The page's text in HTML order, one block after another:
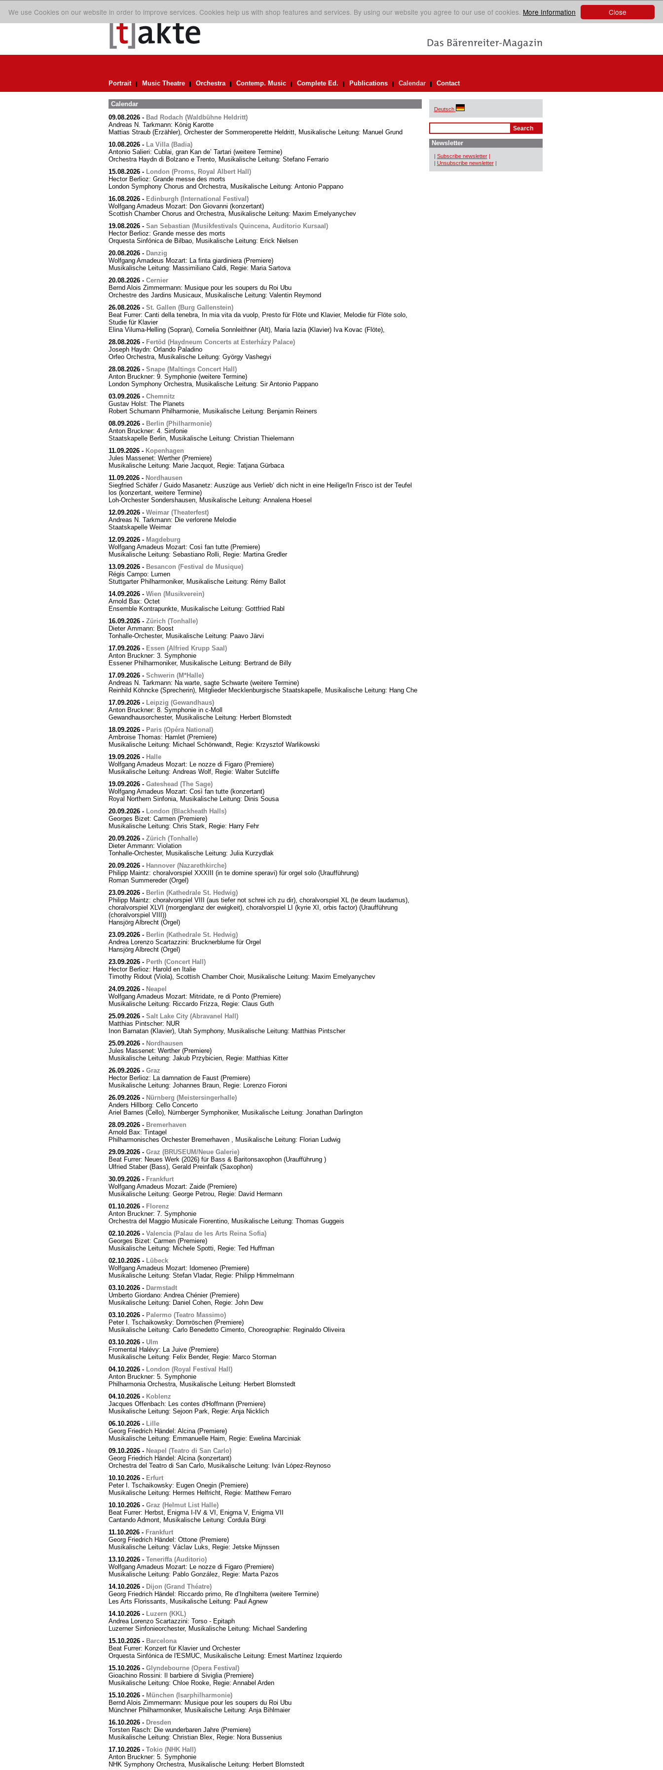
Close
We use Cookies on our website in order to improve services. Cookies help us with shop features and services. By using our website you agree to our use of cookies. More Information
Portrait Music Theatre Orchestra Contemp. Music Complete Ed. Publications Calendar Contact
Calendar
09.08.2026- Bad Rodach (Waldbühne Heldritt)
Andreas N. Tarkmann: König Karotte
Mattias Straub (Erzähler), Orchester der Sommeroperette Heldritt, Musikalische Leitung: Manuel Grund
10.08.2026- La Villa (Badia)
Antonio Salieri: Cublai, gran Kan de’ Tartari (weitere Termine)
Orchestra Haydn di Bolzano e Trento, Musikalische Leitung: Stefano Ferrario
15.08.2026- London (Proms, Royal Albert Hall)
Hector Berlioz: Grande messe des morts
London Symphony Chorus and Orchestra, Musikalische Leitung: Antonio Pappano
16.08.2026- Edinburgh (International Festival)
Wolfgang Amadeus Mozart: Don Giovanni (konzertant)
Scottish Chamber Chorus and Orchestra, Musikalische Leitung: Maxim Emelyanychev
19.08.2026- San Sebastian (Musikfestivals Quincena, Auditorio Kursaal)
Hector Berlioz: Grande messe des morts
Orquesta Sinfónica de Bilbao, Musikalische Leitung: Erick Nielsen
20.08.2026- Danzig
Wolfgang Amadeus Mozart: La finta giardiniera (Premiere)
Musikalische Leitung: Massimiliano Caldi, Regie: Maria Sartova
20.08.2026- Cernier
Bernd Alois Zimmermann: Musique pour les soupers du Roi Ubu
Orchestre des Jardins Musicaux, Musikalische Leitung: Valentin Reymond
26.08.2026- St. Gallen (Burg Gallenstein)
Beat Furrer: Canti della tenebra, In mia vita da vuolp, Presto für Flöte und Klavier, Melodie für Flöte solo,
Studie für Klavier
Elina Viluma-Helling (Sopran), Cornelia Sonnleithner (Alt), Maria Iazia (Klavier) Iva Kovac (Flöte),
28.08.2026- Fertöd (Haydneum Concerts at Esterházy Palace)
Joseph Haydn: Orlando Paladino
Orfeo Orchestra, Musikalische Leitung: György Vashegyi
28.08.2026- Snape (Maltings Concert Hall)
Anton Bruckner: 9. Symphonie (weitere Termine)
London Symphony Orchestra, Musikalische Leitung: Sir Antonio Pappano
03.09.2026- Chemnitz
Gustav Holst: The Planets
Robert Schumann Philharmonie, Musikalische Leitung: Benjamin Reiners
08.09.2026- Berlin (Philharmonie)
Anton Bruckner: 4. Sinfonie
Staatskapelle Berlin, Musikalische Leitung: Christian Thielemann
11.09.2026- Kopenhagen
Jules Massenet: Werther (Premiere)
Musikalische Leitung: Marie Jacquot, Regie: Tatjana Gürbaca
11.09.2026- Nordhausen
Siegfried Schäfer / Guido Masanetz: Auszüge aus Verlieb‘ dich nicht in eine Heilige/In Frisco ist der Teufel
los (konzertant, weitere Termine)
Loh-Orchester Sondershausen, Musikalische Leitung: Annalena Hoesel
12.09.2026- Weimar (Theaterfest)
Andreas N. Tarkmann: Die verlorene Melodie
Staatskapelle Weimar
12.09.2026- Magdeburg
Wolfgang Amadeus Mozart: Così fan tutte (Premiere)
Musikalische Leitung: Sebastiano Rolli, Regie: Martina Gredler
13.09.2026- Besancon (Festival de Musique)
Régis Campo: Lumen
Stuttgarter Philharmoniker, Musikalische Leitung: Rémy Ballot
14.09.2026- Wien (Musikverein)
Arnold Bax: Octet
Ensemble Kontrapunkte, Musikalische Leitung: Gottfried Rabl
16.09.2026- Zürich (Tonhalle)
Dieter Ammann: Boost
Tonhalle-Orchester, Musikalische Leitung: Paavo Järvi
17.09.2026- Essen (Alfried Krupp Saal)
Anton Bruckner: 3. Symphonie
Essener Philharmoniker, Musikalische Leitung: Bertrand de Billy
17.09.2026- Schwerin (M*Halle)
Andreas N. Tarkmann: Na warte, sagte Schwarte (weitere Termine)
Reinhild Köhncke (Sprecherin), Mitglieder Mecklenburgische Staatskapelle, Musikalische Leitung: Hang Che
17.09.2026- Leipzig (Gewandhaus)
Anton Bruckner: 8. Symphonie in c-Moll
Gewandhausorchester, Musikalische Leitung: Herbert Blomstedt
18.09.2026- Paris (Opéra National)
Ambroise Thomas: Hamlet (Premiere)
Musikalische Leitung: Michael Schönwandt, Regie: Krzysztof Warlikowski
19.09.2026- Halle
Wolfgang Amadeus Mozart: Le nozze di Figaro (Premiere)
Musikalische Leitung: Andreas Wolf, Regie: Walter Sutcliffe
19.09.2026- Gateshead (The Sage)
Wolfgang Amadeus Mozart: Così fan tutte (konzertant)
Royal Northern Sinfonia, Musikalische Leitung: Dinis Sousa
20.09.2026- London (Blackheath Halls)
Georges Bizet: Carmen (Premiere)
Musikalische Leitung: Chris Stark, Regie: Harry Fehr
20.09.2026- Zürich (Tonhalle)
Dieter Ammann: Violation
Tonhalle-Orchester, Musikalische Leitung: Julia Kurzydlak
20.09.2026- Hannover (Nazarethkirche)
Philipp Maintz: choralvorspiel XXXIII (in te domine speravi) für orgel solo (Uraufführung)
Roman Summereder (Orgel)
23.09.2026- Berlin (Kathedrale St. Hedwig)
Philipp Maintz: choralvorspiel VIII (aus tiefer not schrei ich zu dir), choralvorspiel XL (te deum laudamus),
choralvorspiel XLVI (morgenglanz der ewigkeit), choralvorspiel LI (kyrie XI, orbis factor) (Uraufführung
(choralvorspiel VIII))
Hansjörg Albrecht (Orgel)
23.09.2026- Berlin (Kathedrale St. Hedwig)
Andrea Lorenzo Scartazzini: Brucknerblume für Orgel
Hansjörg Albrecht (Orgel)
23.09.2026- Perth (Concert Hall)
Hector Berlioz: Harold en Italie
Timothy Ridout (Viola), Scottish Chamber Choir, Musikalische Leitung: Maxim Emelyanychev
24.09.2026- Neapel
Wolfgang Amadeus Mozart: Mitridate, re di Ponto (Premiere)
Musikalische Leitung: Riccardo Frizza, Regie: Claus Guth
25.09.2026- Salt Lake City (Abravanel Hall)
Matthias Pintscher: NUR
Inon Barnatan (Klavier), Utah Symphony, Musikalische Leitung: Matthias Pintscher
25.09.2026- Nordhausen
Jules Massenet: Werther (Premiere)
Musikalische Leitung: Jakub Przybicien, Regie: Matthias Kitter
26.09.2026- Graz
Hector Berlioz: La damnation de Faust (Premiere)
Musikalische Leitung: Johannes Braun, Regie: Lorenzo Fioroni
26.09.2026- Nürnberg (Meistersingerhalle)
Anders Hillborg: Cello Concerto
Ariel Barnes (Cello), Nürnberger Symphoniker, Musikalische Leitung: Jonathan Darlington
28.09.2026- Bremerhaven
Arnold Bax: Tintagel
Philharmonisches Orchester Bremerhaven , Musikalische Leitung: Florian Ludwig
29.09.2026- Graz (BRUSEUM/Neue Galerie)
Beat Furrer: Neues Werk (2026) für Bass & Baritonsaxophon (Uraufführung )
Ulfried Staber (Bass), Gerald Preinfalk (Saxophon)
30.09.2026- Frankfurt
Wolfgang Amadeus Mozart: Zaide (Premiere)
Musikalische Leitung: George Petrou, Regie: David Hermann
01.10.2026- Florenz
Anton Bruckner: 7. Symphonie
Orchestra del Maggio Musicale Fiorentino, Musikalische Leitung: Thomas Guggeis
02.10.2026- Valencia (Palau de les Arts Reina Sofia)
Georges Bizet: Carmen (Premiere)
Musikalische Leitung: Michele Spotti, Regie: Ted Huffman
02.10.2026- Lübeck
Wolfgang Amadeus Mozart: Idomeneo (Premiere)
Musikalische Leitung: Stefan Vladar, Regie: Philipp Himmelmann
03.10.2026- Darmstadt
Umberto Giordano: Andrea Chénier (Premiere)
Musikalische Leitung: Daniel Cohen, Regie: John Dew
03.10.2026- Palermo (Teatro Massimo)
Peter I. Tschaikowsky: Dornröschen (Premiere)
Musikalische Leitung: Carlo Benedetto Cimento, Choreographie: Reginaldo Oliveira
03.10.2026- Ulm
Fromental Halévy: La Juive (Premiere)
Musikalische Leitung: Felix Bender, Regie: Marco Storman
04.10.2026- London (Royal Festival Hall)
Anton Bruckner: 5. Symphonie
Philharmonia Orchestra, Musikalische Leitung: Herbert Blomstedt
04.10.2026- Koblenz
Jacques Offenbach: Les contes d'Hoffmann (Premiere)
Musikalische Leitung: Sejoon Park, Regie: Anja Nicklich
06.10.2026- Lille
Georg Friedrich Händel: Alcina (Premiere)
Musikalische Leitung: Emmanuelle Haim, Regie: Ewelina Marciniak
09.10.2026- Neapel (Teatro di San Carlo)
Georg Friedrich Händel: Alcina (konzertant)
Orchestra del Teatro di San Carlo, Musikalische Leitung: Iván López-Reynoso
10.10.2026- Erfurt
Peter I. Tschaikowsky: Eugen Onegin (Premiere)
Musikalische Leitung: Hermes Helfricht, Regie: Matthew Ferraro
10.10.2026- Graz (Helmut List Halle)
Beat Furrer: Herbst, Enigma I-IV & VI, Enigma V, Enigma VII
Cantando Admont, Musikalische Leitung: Cordula Bürgi
11.10.2026- Frankfurt
Georg Friedrich Händel: Ottone (Premiere)
Musikalische Leitung: Václav Luks, Regie: Jetske Mijnssen
13.10.2026- Teneriffa (Auditorio)
Wolfgang Amadeus Mozart: Le nozze di Figaro (Premiere)
Musikalische Leitung: Pablo González, Regie: Marta Pazos
14.10.2026- Dijon (Grand Théatre)
Georg Friedrich Händel: Riccardo primo, Re d’Inghilterra (weitere Termine)
Les Arts Florissants, Musikalische Leitung: Paul Agnew
14.10.2026- Luzern (KKL)
Andrea Lorenzo Scartazzini: Torso - Epitaph
Luzerner Sinfonieorchester, Musikalische Leitung: Michael Sanderling
15.10.2026- Barcelona
Beat Furrer: Konzert für Klavier und Orchester
Orquesta Sinfónica de l'ESMUC, Musikalische Leitung: Ernest Martínez Izquierdo
15.10.2026- Glyndebourne (Opera Festival)
Gioachino Rossini: Il barbiere di Siviglia (Premiere)
Musikalische Leitung: Chloe Rooke, Regie: Annabel Arden
15.10.2026- München (Isarphilharmonie)
Bernd Alois Zimmermann: Musique pour les soupers du Roi Ubu
Münchner Philharmoniker, Musikalische Leitung: Anja Bihlmaier
16.10.2026- Dresden
Torsten Rasch: Die wunderbaren Jahre (Premiere)
Musikalische Leitung: Christian Blex, Regie: Nora Bussenius
17.10.2026- Tokio (NHK Hall)
Anton Bruckner: 5. Symphonie
NHK Symphony Orchestra, Musikalische Leitung: Herbert Blomstedt
Deutsch
Newsletter
| Subscribe newsletter |
| Unsubscribe newsletter |